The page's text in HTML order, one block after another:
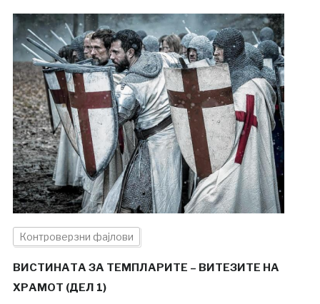
Контроверзни фајлови
ВИСТИНАТА ЗА ТЕМПЛАРИТЕ – ВИТЕЗИТЕ НА
ХРАМОТ (ДЕЛ 1)